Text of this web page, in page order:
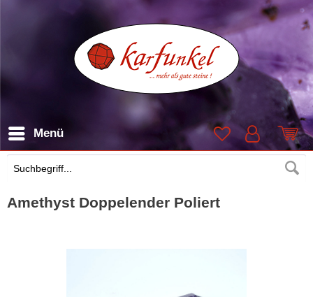
Suchen
Menü
Amethyst Doppelender Poliert